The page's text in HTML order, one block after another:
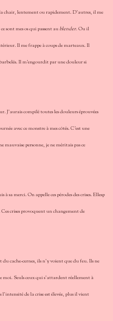
chair, lentement ou rapidement. D'autres, il me
sont mes os qui passent aublender. Ou il
Il me frappe à coups de marteaux. Il
Il m'engourdit par une douleur si
J'aurais compilé toutes les douleurs éprouvées
avec ce monstre à mes côtés. C'est une
personne, je ne méritais pas ce
sa merci. On appelle ces pérodes des crises. Ellesp
Ces crises provoquent un changement de
du cache-cernes, ils n'y voient que du feu. Ils ne
moi. Seuls ceux qui s'attardent réellement à
de la crise est élevée, plus il vient